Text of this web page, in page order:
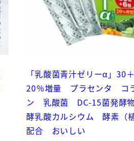
「乳酸菌青汁ゼリーα」
20％増量 プラセンタ コ
ン 乳酸菌 DC-15菌発酵
酵乳酸カルシウム 酵素（
配合 おいしい